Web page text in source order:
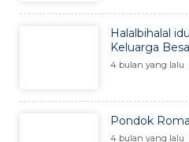
Halalbihalal
Keluarga
4 bulan yang lalu
Pondok
4 bulan yang lalu